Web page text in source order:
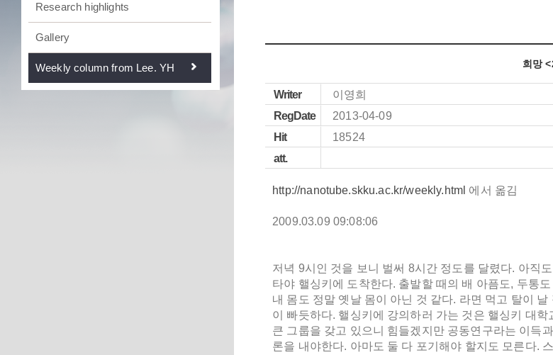
Research highlights
Gallery
Weekly column from Lee. YH 희망
Writer
이영희
RegDate
2013-04-09
Hit
18524
att.
http://nanotube.skku.ac.kr/weekly.html 에서 옮김
2009.03.09 09:08:06
저녁 9시인 것을 보니 벌써 8시간 정도를 달렸다. 아직
타야 핼싱키에 도착한다. 출발할 때의 배 아픔도, 두통
내 몸도 정말 옛날 몸이 아닌 것 같다. 라면 먹고 탈이
이 빠듯하다. 핼싱키에 강의하러 가는 것은 핼싱키 대
큰 그룹을 갖고 있으니 힘들겠지만 공동연구라는 이득
론을 내야한다. 아마도 둘 다 포기해야 할지도 모른다.